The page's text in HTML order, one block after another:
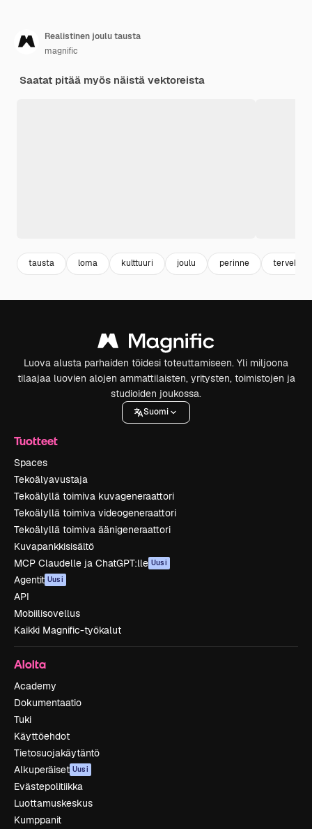
Realistinen joulu tausta
magnific
Saatat pitää myös näistä vektoreista
tausta loma kulttuuri joulu perinne tervehdys
Luova alusta parhaiden töidesi toteuttamiseen. Yli miljoona
tilaajaa luovien alojen ammattilaisten, yritysten, toimistojen ja
studioiden joukossa.
Suomi
Tuotteet
Spaces
Tekoälyavustaja
Tekoälyllä toimiva kuvageneraattori
Tekoälyllä toimiva videogeneraattori
Tekoälyllä toimiva äänigeneraattori
Kuvapankkisisältö
MCP Claudelle ja ChatGPT:lle Uusi
Agentit Uusi
API
Mobiilisovellus
Kaikki Magnific-työkalut
Aloita
Academy
Dokumentaatio
Tuki
Käyttöehdot
Tietosuojakäytäntö
Alkuperäiset Uusi
Evästepolitiikka
Luottamuskeskus
Kumppanit